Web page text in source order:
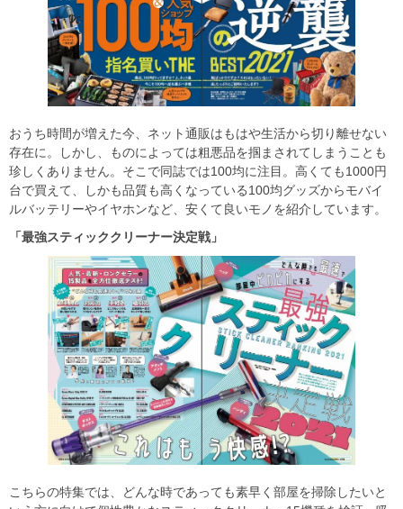
おうち時間が増えた今、ネット通販はもはや生活から切り離せない
存在に。しかし、ものによっては粗悪品を掴まされてしまうことも
珍しくありません。そこで同誌では100均に注目。高くても1000円
台で買えて、しかも品質も高くなっている100均グッズからモバイ
ルバッテリーやイヤホンなど、安くて良いモノを紹介しています。
「最強スティッククリーナー決定戦」
こちらの特集では、どんな時であっても素早く部屋を掃除したいと